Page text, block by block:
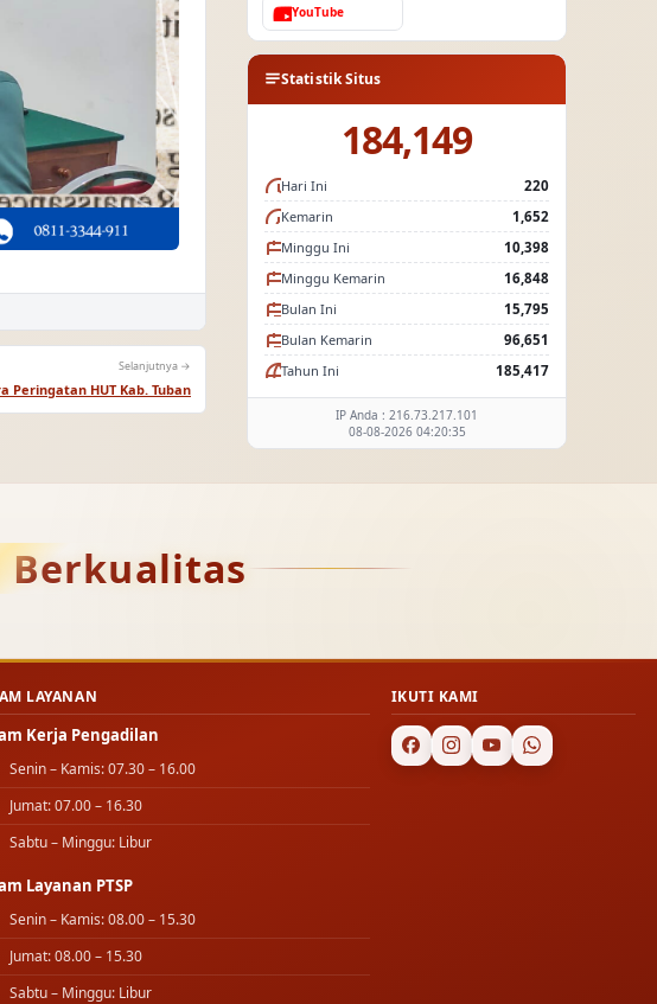
Selanjutnya →
Peringatan HUT Kab. Tuban
YouTube
Statistik Situs
184,149
Hari Ini
220
Kemarin
1,652
Minggu Ini
10,398
Minggu Kemarin
16,848
Bulan Ini
15,795
Bulan Kemarin
96,651
Tahun Ini
185,417
IP Anda : 216.73.217.101
08-08-2026 04:20:35
Berkualitas
LAYANAN
Kerja Pengadilan
Senin – Kamis: 07.30 – 16.00
Jumat: 07.00 – 16.30
Sabtu – Minggu: Libur
Layanan PTSP
Senin – Kamis: 08.00 – 15.30
Jumat: 08.00 – 15.30
Sabtu – Minggu: Libur
IKUTI KAMI